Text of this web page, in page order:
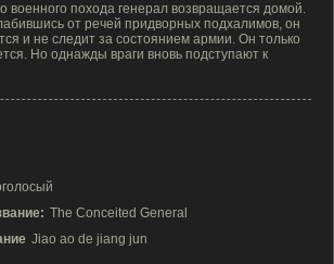
военного похода генерал возвращается домой.
от речей придворных подхалимов, он
и не следит за состоянием армии. Он только
Но однажды враги вновь подступают к
The Conceited General
Jiao ao de jiang jun